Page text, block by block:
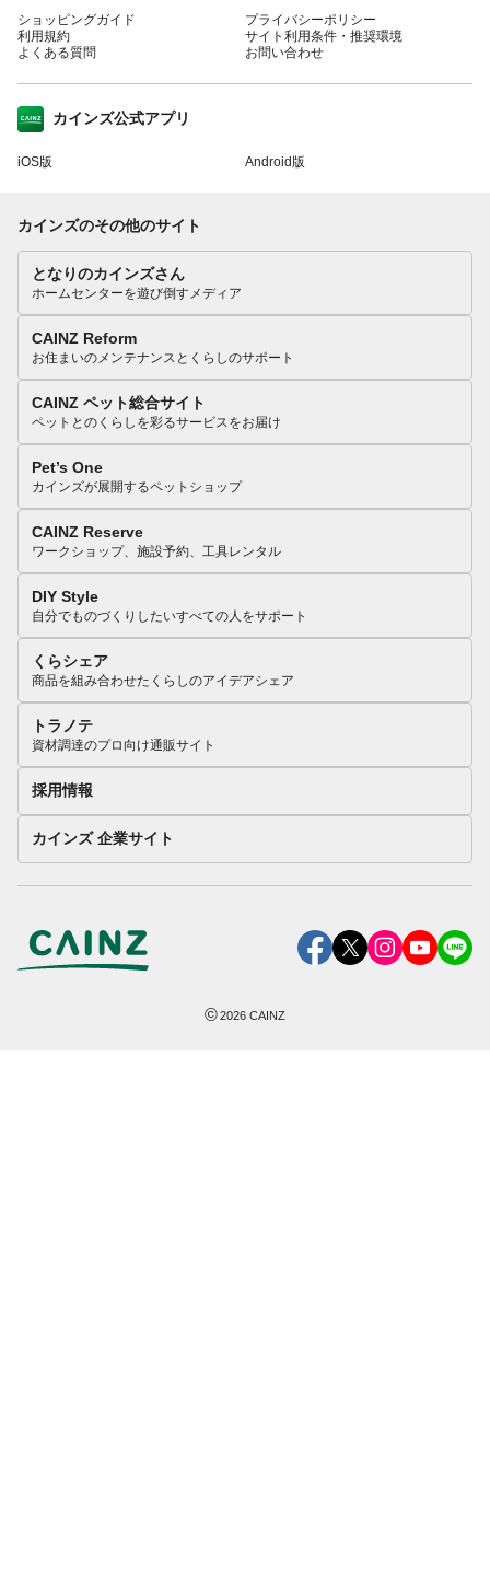
ショッピングガイド
利用規約
よくある質問
プライバシーポリシー
サイト利用条件・推奨環境
お問い合わせ
カインズ公式アプリ
iOS版 Android版
カインズのその他のサイト
となりのカインズさん
ホームセンターを遊び倒すメディア
CAINZ Reform
お住まいのメンテナンスとくらしのサポート
CAINZ ペット総合サイト
ペットとのくらしを彩るサービスをお届け
Pet’s One
カインズが展開するペットショップ
CAINZ Reserve
ワークショップ、施設予約、工具レンタル
DIY Style
自分でものづくりしたいすべての人をサポート
くらシェア
商品を組み合わせたくらしのアイデアシェア
トラノテ
資材調達のプロ向け通販サイト
採用情報
カインズ 企業サイト
©2026 CAINZ